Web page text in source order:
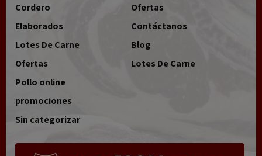
Cordero
Elaborados
Lotes De Carne
Ofertas
Pollo online
promociones
Sin categorizar
Ofertas
Contáctanos
Blog
Lotes De Carne